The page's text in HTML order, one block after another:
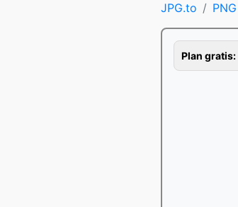
JPG.to PNG
Plan gratis: